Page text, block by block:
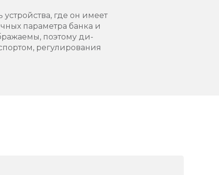
где он имеет
параметра банка и
поэтому ди-
регулирования